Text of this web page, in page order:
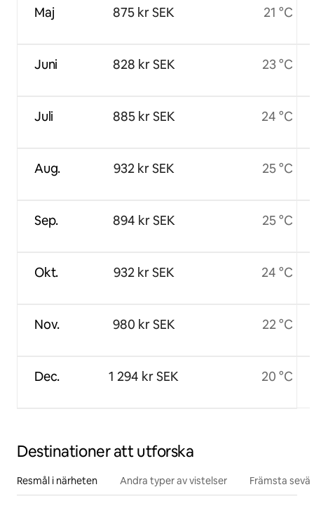
Maj
Juni
Juli
Aug.
Sep.
Okt.
Nov.
Dec.
875 kr SEK
828 kr SEK
885 kr SEK
932 kr SEK
894 kr SEK
932 kr SEK
980 kr SEK
1 294 kr SEK
21 °C
23 °C
24 °C
25 °C
25 °C
24 °C
22 °C
20 °C
Destinationer att utforska
Resmål i närheten Andra typer av vistelser Främsta